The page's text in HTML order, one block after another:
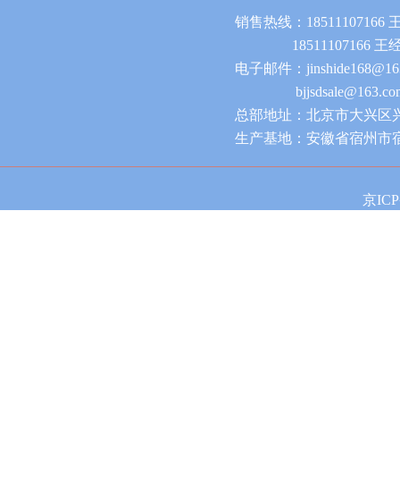
销售热线：18511107166
18511107166 王
电子邮件：
总部地址：北京市大兴区
生产基地：安徽省宿州市
京